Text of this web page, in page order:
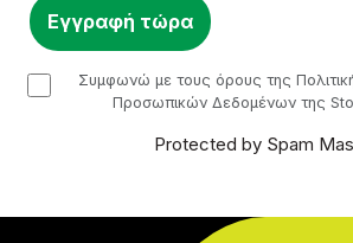
checkbox
Συμφωνώ με τους όρους της
Προσωπικών Δεδομένων της
Protected by Spam